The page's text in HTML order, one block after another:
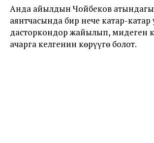
Анда айылдын Чойбеков
аянтчасында бир нече катар-катар
дасторкондор жайылып, миңдеген
ачарга келгенин көрүүгө болот.